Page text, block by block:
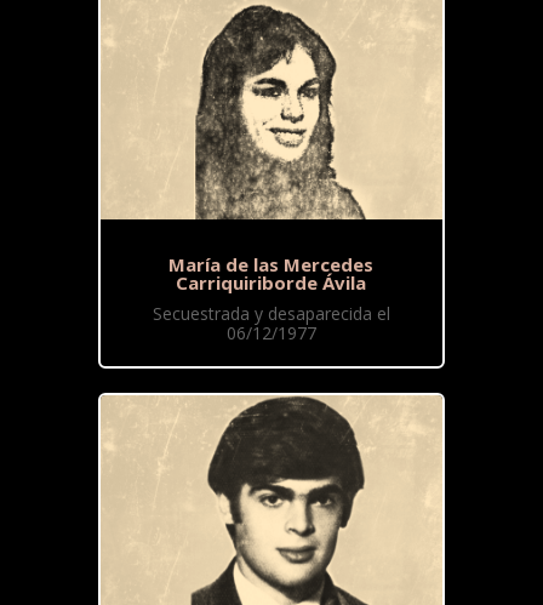
María de las Mercedes
Carriquiriborde Ávila
Secuestrada y desaparecida el
06/12/1977